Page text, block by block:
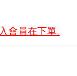
會員在下單.